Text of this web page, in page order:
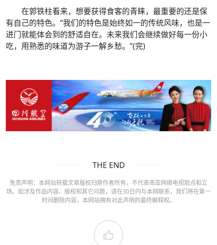
在郭铁柱看来，想要获得食客的青睐，最重要的还是保
有自己的特色。“我们的特色是始终如一的传统风味，也是一
进门就能体会到的舒适自在。未来我们会继续做好每一份小
吃，用熟悉的味道为游子一解乡愁。”(完)
THE END
免责声明：本网站转载文章版权归原作者所有，不代表南亚网络电视观点和立
场。如涉及作品内容、版权和其它问题，请在30日内与本网联系，我们将在第一
时间删除内容，本网站拥有对此声明的最终解释权。